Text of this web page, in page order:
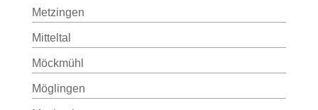
Metzingen
Mitteltal
Möckmühl
Möglingen